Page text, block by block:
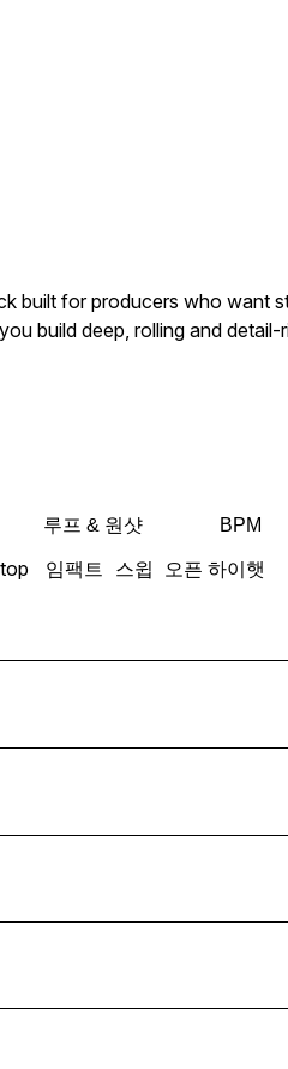
built for producers who want
build deep, rolling and
and musical elements with
루프 & 원샷 BPM
top 임팩트 스윕 오픈 하이햇